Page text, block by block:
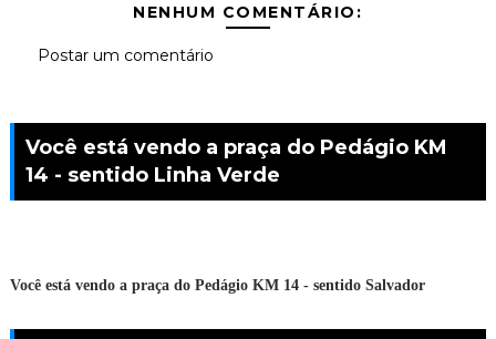
NENHUM COMENTÁRIO:
Postar um comentário
Você está vendo a praça do Pedágio KM
14 - sentido Linha Verde
Você está vendo a praça do Pedágio KM 14 - sentido Salvador